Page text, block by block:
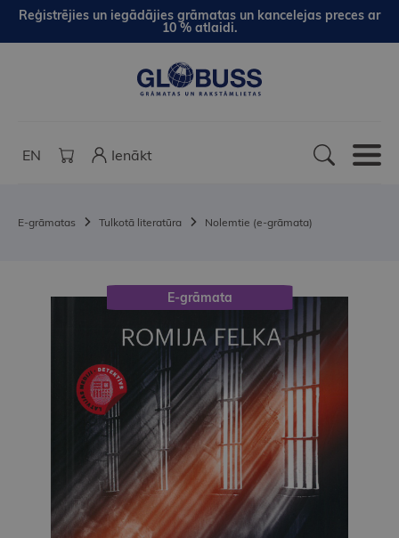
Reģistrējies un iegādājies grāmatas un kancelejas preces ar
10 % atlaidi.
EN Ienākt
E-grāmatas Tulkotā literatūra Nolemtie (e-grāmata)
E-grāmata